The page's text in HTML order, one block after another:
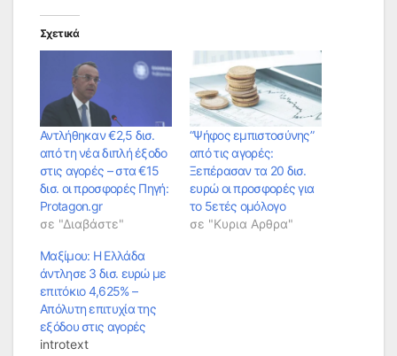
Σχετικά
Αντλήθηκαν €2,5 δισ.
από τη νέα διπλή έξοδο
στις αγορές – στα €15
δισ. οι προσφορές Πηγή:
Protagon.gr
σε "Διαβάστε"
“Ψήφος εμπιστοσύνης”
από τις αγορές:
Ξεπέρασαν τα 20 δισ.
ευρώ οι προσφορές για
το 5ετές ομόλογο
σε "Κυρια Αρθρα"
Μαξίμου: Η Ελλάδα
άντλησε 3 δισ. ευρώ με
επιτόκιο 4,625% –
Απόλυτη επιτυχία της
εξόδου στις αγορές
introtext